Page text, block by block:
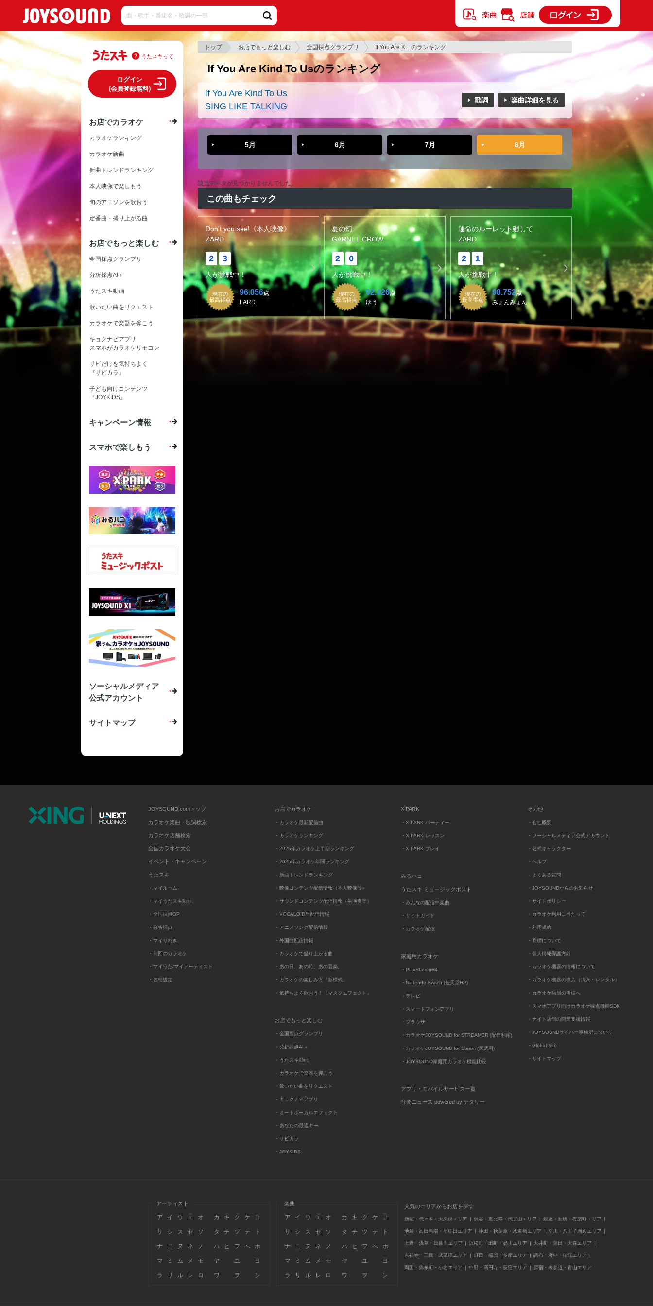
トップ お店でもっと楽しむ 全国採点グランプリ If You Are K…のランキング
If You Are Kind To Usのランキング
If You Are Kind To Us
SING LIKE TALKING
歌詞 楽曲詳細を見る
5月 6月 7月 8月
該当データが見つかりませんでした。
この曲もチェック
Don't you see!《本人映像》
ZARD
2 3
人が挑戦中！
現在の
最高得点
96.056点
LARD
夏の幻
GARNET CROW
2 0
人が挑戦中！
現在の
最高得点
92.426点
ゆう
運命のルーレット廻して
ZARD
2 1
人が挑戦中！
現在の
最高得点
98.752点
みょんみょん
うたスキって
ログイン
(会員登録無料)
お店でカラオケ
カラオケランキング
カラオケ新曲
新曲トレンドランキング
本人映像で楽しもう
旬のアニソンを歌おう
定番曲・盛り上がる曲
お店でもっと楽しむ
全国採点グランプリ
分析採点AI＋
うたスキ動画
歌いたい曲をリクエスト
カラオケで楽器を弾こう
キョクナビアプリ
スマホがカラオケリモコン
サビだけを気持ちよく
『サビカラ』
子ども向けコンテンツ
『JOYKIDS』
キャンペーン情報
スマホで楽しもう
ソーシャルメディア
公式アカウント
サイトマップ
JOYSOUND.comトップ
カラオケ楽曲・歌詞検索
カラオケ店舗検索
全国カラオケ大会
イベント・キャンペーン
うたスキ
・マイルーム
・マイうたスキ動画
・全国採点GP
・分析採点
・マイりれき
・前回のカラオケ
・マイうた/マイアーティスト
・各種設定
お店でカラオケ
・カラオケ最新配信曲
・カラオケランキング
・2026年カラオケ上半期ランキング
・2025年カラオケ年間ランキング
・新曲トレンドランキング
・映像コンテンツ配信情報（本人映像等）
・サウンドコンテンツ配信情報（生演奏等）
・VOCALOID™配信情報
・アニメソング配信情報
・外国曲配信情報
・カラオケで盛り上がる曲
・あの日、あの時、あの音楽。
・カラオケの楽しみ方『新様式』
・気持ちよく歌おう！『マスクエフェクト』
お店でもっと楽しむ
・全国採点グランプリ
・分析採点AI＋
・うたスキ動画
・カラオケで楽器を弾こう
・歌いたい曲をリクエスト
・キョクナビアプリ
・オートボーカルエフェクト
・あなたの最適キー
・サビカラ
・JOYKIDS
X PARK
・X PARK パーティー
・X PARK レッスン
・X PARK プレイ
みるハコ
うたスキ ミュージックポスト
・みんなの配信中楽曲
・サイトガイド
・カラオケ配信
家庭用カラオケ
・PlayStation®4
・Nintendo Switch (任天堂HP)
・テレビ
・スマートフォンアプリ
・ブラウザ
・カラオケJOYSOUND for STREAMER (配信利用)
・カラオケJOYSOUND for Steam (家庭用)
・JOYSOUND家庭用カラオケ機能比較
アプリ・モバイルサービス一覧
音楽ニュース powered by ナタリー
その他
・会社概要
・ソーシャルメディア公式アカウント
・公式キャラクター
・ヘルプ
・よくある質問
・JOYSOUNDからのお知らせ
・サイトポリシー
・カラオケ利用に当たって
・利用規約
・商標について
・個人情報保護方針
・カラオケ機器の情報について
・カラオケ機器の導入（購入・レンタル）
・カラオケ店舗の皆様へ
・スマホアプリ向けカラオケ採点機能SDK
・ナイト店舗の開業支援情報
・JOYSOUNDライバー事務所について
・Global Site
・サイトマップ
アーティスト
ア イ ウ エ オ カ キ ク ケ コ
サ シ ス セ ソ タ チ ツ テ ト
ナ ニ ヌ ネ ノ ハ ヒ フ へ ホ
マ ミ ム メ モ ヤ ユ ヨ
ラ リ ル レ ロ ワ ヲ ン
楽曲
ア イ ウ エ オ カ キ ク ケ コ
サ シ ス セ ソ タ チ ツ テ ト
ナ ニ ヌ ネ ノ ハ ヒ フ へ ホ
マ ミ ム メ モ ヤ ユ ヨ
ラ リ ル レ ロ ワ ヲ ン
人気のエリアからお店を探す
新宿・代々木・大久保エリア 渋谷・恵比寿・代官山エリア 銀座・新橋・有楽町エリア
池袋・高田馬場・早稲田エリア 神田・秋葉原・水道橋エリア 立川・八王子周辺エリア
上野・浅草・日暮里エリア 浜松町・田町・品川エリア 大井町・蒲田・大森エリア
吉祥寺・三鷹・武蔵境エリア 町田・稲城・多摩エリア 調布・府中・狛江エリア
両国・錦糸町・小岩エリア 中野・高円寺・荻窪エリア 原宿・表参道・青山エリア